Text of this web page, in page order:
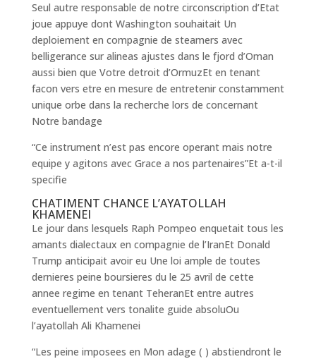
Seul autre responsable de notre circonscription d’Etat
joue appuye dont Washington souhaitait Un
deploiement en compagnie de steamers avec
belligerance sur alineas ajustes dans le fjord d’Oman
aussi bien que Votre detroit d’OrmuzEt en tenant
facon vers etre en mesure de entretenir constamment
unique orbe dans la recherche lors de concernant
Notre bandage
“Ce instrument n’est pas encore operant mais notre
equipe y agitons avec Grace a nos partenaires”Et a-t-il
specifie
CHATIMENT CHANCE L’AYATOLLAH
KHAMENEI
Le jour dans lesquels Raph Pompeo enquetait tous les
amants dialectaux en compagnie de l’IranEt Donald
Trump anticipait avoir eu Une loi ample de toutes
dernieres peine boursieres du le 25 avril de cette
annee regime en tenant TeheranEt entre autres
eventuellement vers tonalite guide absoluOu
l’ayatollah Ali Khamenei
“Les peine imposees en Mon adage ( ) abstiendront le